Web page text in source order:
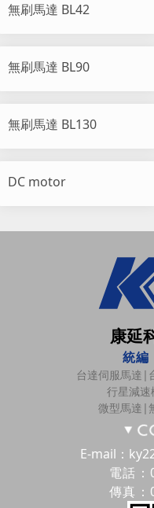
無刷馬達 BL42
無刷馬達 BL90
無刷馬達 BL130
DC motor
康延
統
台達伺服馬達|
行星減
微型馬達|
E-mail：
電話
傳真